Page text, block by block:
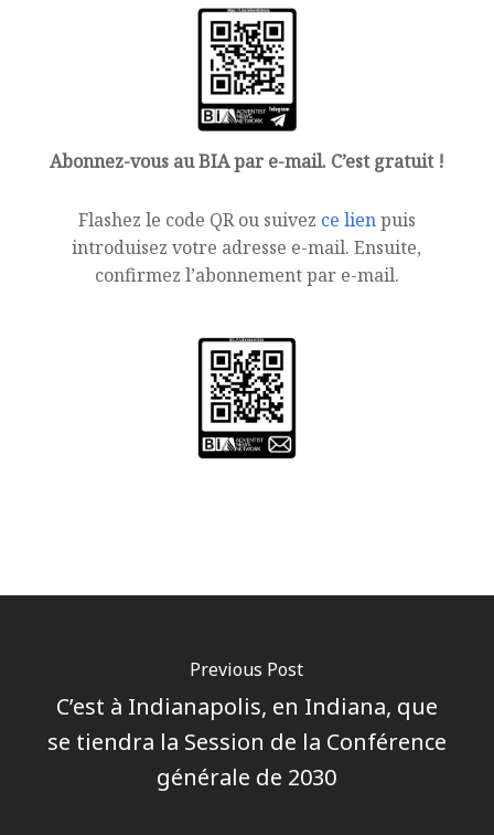
Abonnez-vous au BIA par e-mail. C’est gratuit !
Flashez le code QR ou suivez ce lienpuis
introduisez votre adresse e-mail. Ensuite,
confirmez l’abonnement par e-mail.
Previous Post
C’est à Indianapolis, en Indiana, que
se tiendra la Session de la Conférence
générale de 2030